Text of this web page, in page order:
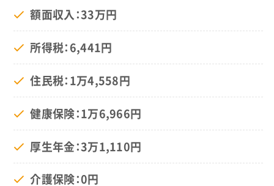
額面収入：33万円
所得税：6,441円
住民税：1万4,558円
健康保険：1万6,966円
厚生年金：3万1,110円
介護保険：0円